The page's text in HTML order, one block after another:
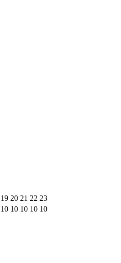
19 20 21 22 23
10 10 10 10 10